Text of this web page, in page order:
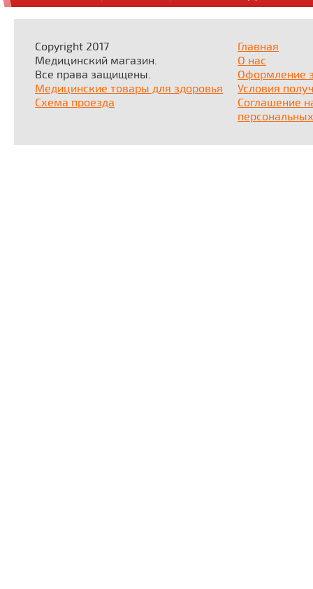
Copyright 2017
Медицинский магазин.
Все права защищены.
Медицинские товары для здоровья
Схема проезда
Главная
О нас
Оформление
Условия
Соглашение